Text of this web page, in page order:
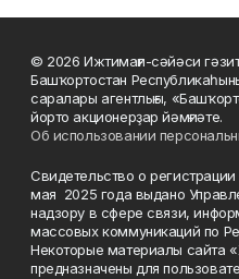
© 2026 Ижтимағи-сәйәси
Башҡортостан
саралары агентлығы,
йорто акционерҙар йәмғиәте.
Об использовании
Свидетельство о
мая 2025 года выдано
надзору в сфере связи,
массовых коммуникаций по
Некоторые материалы сайта
предназначены для